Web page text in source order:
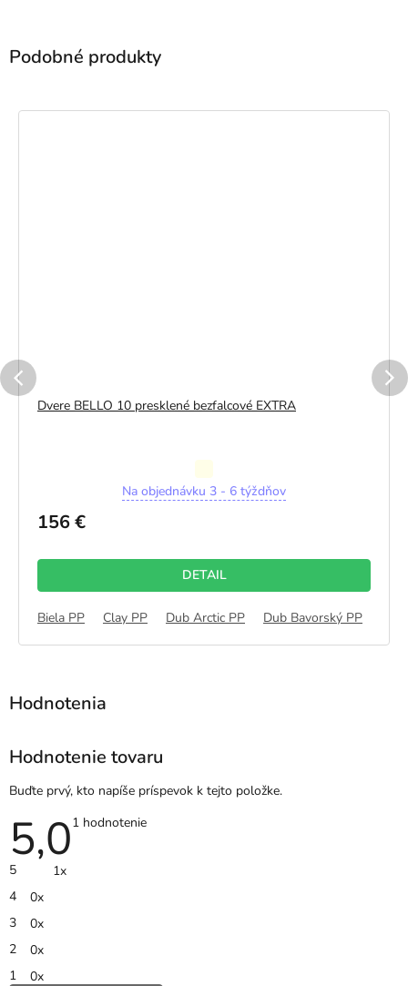
Dub Šalvia Cell 2 Tmavá Modrá Cell 2 Teplá Šedá Cell 2
Dvere BELLO 10 presklené bezfalcové EXTRA
hodnotenie
z
5
hviezdičiek.
Na objednávku 3 - 6 týždňov
156 €
DETAIL
Biela PP Clay PP Dub Arctic PP Dub Bavorský PP
Hodnotenie tovaru
Buďte prvý, kto napíše príspevok k tejto položke.
5,0Priemerné
1 hodnotenie
5
1x
4
0x
3
0x
2
0x
1
0x